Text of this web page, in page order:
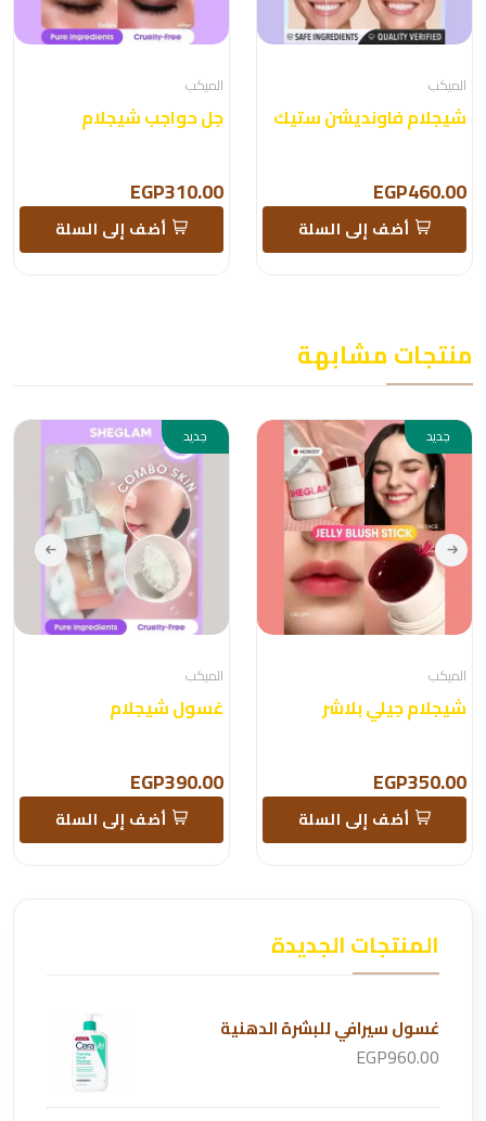
الميكب
شيجلام فاونديشن ستيك
EGP460.00
أضف إلى السلة
الميكب
جل حواجب شيجلام
EGP310.00
أضف إلى السلة
منتجات مشابهة
جديد
الميكب
شيجلام جيلي بلاشر
EGP350.00
أضف إلى السلة
جديد
الميكب
غسول شيجلام
EGP390.00
أضف إلى السلة
المنتجات الجديدة
غسول سيرافي للبشرة الدهنية
EGP960.00